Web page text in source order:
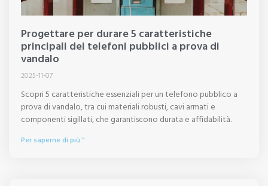
Progettare per durare 5 caratteristiche
principali dei telefoni pubblici a prova di
vandalo
2025-11-07
Scopri 5 caratteristiche essenziali per un telefono pubblico a
prova di vandalo, tra cui materiali robusti, cavi armati e
componenti sigillati, che garantiscono durata e affidabilità.
Per saperne di più "